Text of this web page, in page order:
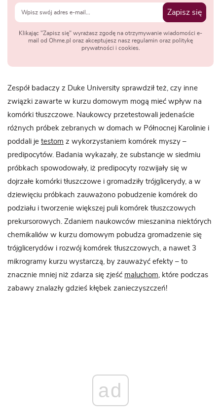
Zapisz się
Klikając "Zapisz się" wyrażasz zgodę na otrzymywanie wiadomości e-
mail od Ohme.pl oraz akceptujesz nasz regulamin oraz politykę
prywatności i cookies.
Zespół badaczy z Duke University sprawdził też, czy inne
związki zawarte w kurzu domowym mogą mieć wpływ na
komórki tłuszczowe. Naukowcy przetestowali jedenaście
różnych próbek zebranych w domach w Północnej Karolinie i
poddali je testom z wykorzystaniem komórek myszy –
predipocytów. Badania wykazały, że substancje w siedmiu
próbkach spowodowały, iż predipocyty rozwijały się w
dojrzałe komórki tłuszczowe i gromadziły trójglicerydy, a w
dziewięciu próbkach zauważono pobudzenie komórek do
podziału i tworzenie większej puli komórek tłuszczowych
prekursorowych. Zdaniem naukowców mieszanina niektórych
chemikaliów w kurzu domowym pobudza gromadzenie się
trójglicerydów i rozwój komórek tłuszczowych, a nawet 3
mikrogramy kurzu wystarczą, by zauważyć efekty – to
znacznie mniej niż zdarza się zjeść maluchom, które podczas
zabawy znalazły gdzieś kłębek zanieczyszczeń!
ad